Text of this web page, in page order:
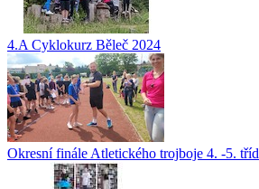
4.A Cyklokurz Běleč 2024
Okresní finále Atletického trojboje 4. -5. tříd